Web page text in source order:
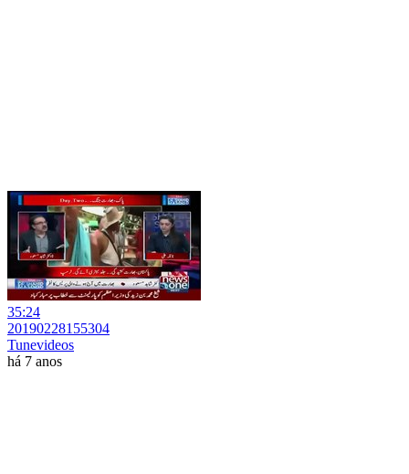
35:24
20190228155304
Tunevideos
há 7 anos